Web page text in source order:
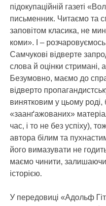
підокупаційній газеті
письменник. Читаємо та
заповітом класика, не
коми». І –
Самчукові відверте
слова й оцінки стримані,
Безумовно, маємо до
відверто
винятковим у цьому роді,
«заанґажованих»
час, і то не без успіху),
автора білим та
його вимазувати не
маємо чинити,
історією.
У передовиці «Адольф